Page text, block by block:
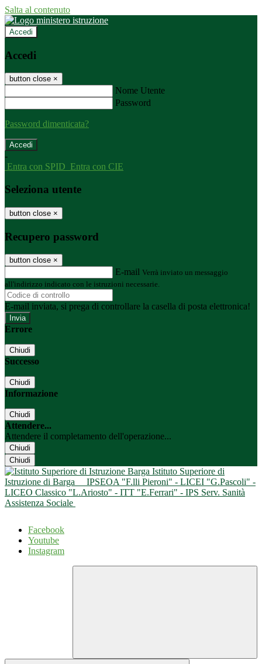
Salta al contenuto
Accedi
Accedi
button close ×
Nome Utente
Password
Password dimenticata?
-
Entra con SPID Entra con CIE
Seleziona utente
button close ×
Recupero password
button close ×
E-mail Verrà inviato un messaggio
all'indirizzo indicato con le istruzioni necessarie.
E-mail inviata, si prega di controllare la casella di posta elettronica!
Errore
Chiudi
Successo
Chiudi
Informazione
Chiudi
Attendere...
Attendere il completamento dell'operazione...
Chiudi
Chiudi
Istituto Superiore di
Istruzione di Barga
IPSEOA "F.lli Pieroni" - LICEI "G.Pascoli" -
LICEO Classico "L.Ariosto" - ITT "E.Ferrari" - IPS Serv. Sanità
Assistenza Sociale
Facebook
Youtube
Instagram